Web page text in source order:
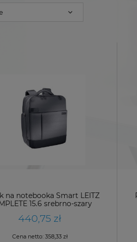
na notebooka Smart LEITZ
15.6 srebrno-szary
440,75 zł
Cena netto: 358,33 zł